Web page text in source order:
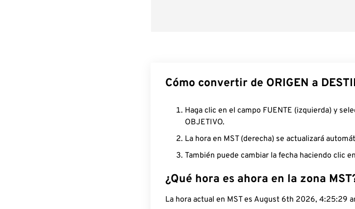
Cómo convertir de ORIGEN a
Haga clic en el campo FUENTE (izquierda) y
OBJETIVO.
La hora en MST (derecha) se actualizará
También puede cambiar la fecha haciendo clic
¿Qué hora es ahora en la zona
La hora actual en MST es August 6th 2026, 4:25:30